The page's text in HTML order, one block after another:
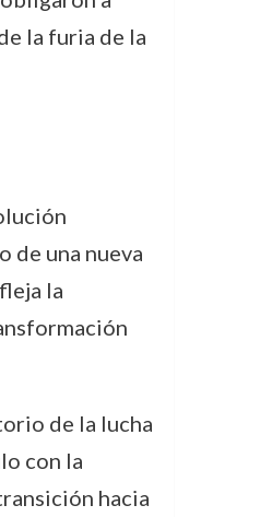
la furia de la
de una nueva
la
de la lucha
con la
hacia